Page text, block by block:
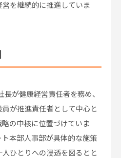
を継続的に推進していま
が健康経営責任者を務め、
が推進責任者として中心と
の中核に位置づけていま
本部人事部が具体的な施策
ひとりへの浸透を図るとと